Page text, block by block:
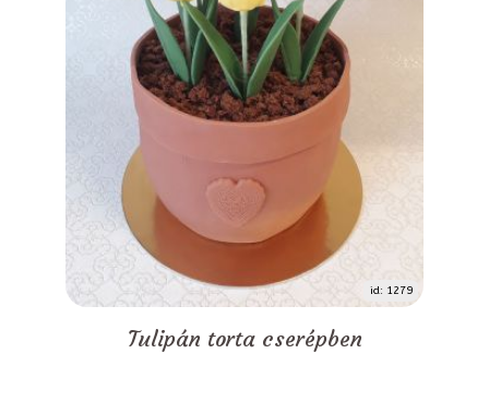
id: 1279
Tulipán torta cserépben